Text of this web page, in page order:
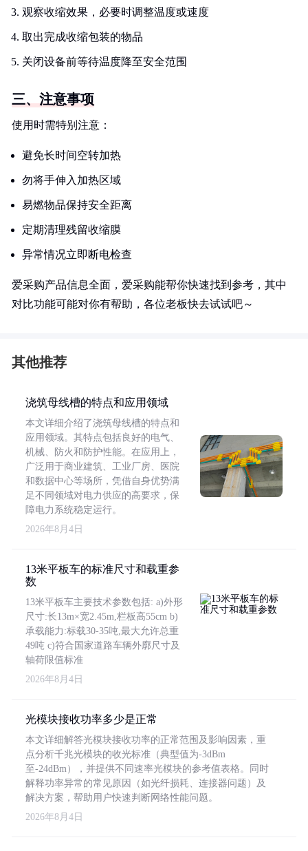
观察收缩效果，必要时调整温度或速度
取出完成收缩包装的物品
关闭设备前等待温度降至安全范围
三、注意事项
使用时需特别注意：
避免长时间空转加热
勿将手伸入加热区域
易燃物品保持安全距离
定期清理残留收缩膜
异常情况立即断电检查
爱采购产品信息全面，爱采购能帮你快速找到参考，其中
对比功能可能对你有帮助，各位老板快去试试吧～
其他推荐
浇筑母线槽的特点和应用领域
本文详细介绍了浇筑母线槽的特点和
应用领域。其特点包括良好的电气、
机械、防火和防护性能。在应用上，
广泛用于商业建筑、工业厂房、医院
和数据中心等场所，凭借自身优势满
足不同领域对电力供应的高要求，保
障电力系统稳定运行。
2026年8月4日
13米平板车的标准尺寸和载重参
数
13米平板车主要技术参数包括: a)外形
尺寸:长13m×宽2.45m,栏板高55cm b)
承载能力:标载30-35吨,最大允许总重
49吨 c)符合国家道路车辆外廓尺寸及
轴荷限值标准
2026年8月4日
光模块接收功率多少是正常
本文详细解答光模块接收功率的正常范围及影响因素，重
点分析千兆光模块的收光标准（典型值为-3dBm
至-24dBm），并提供不同速率光模块的参考值表格。同时
解释功率异常的常见原因（如光纤损耗、连接器问题）及
解决方案，帮助用户快速判断网络性能问题。
2026年8月4日